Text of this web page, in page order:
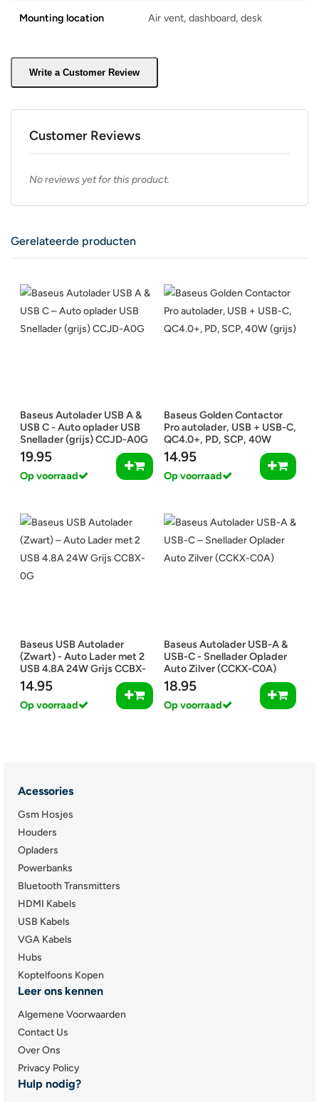
Mounting location Air vent, dashboard, desk
Write a Customer Review
Customer Reviews
No reviews yet for this product.
Gerelateerde producten
Baseus Autolader USB A &
USB C - Auto oplader USB
Snellader (grijs) CCJD-A0G
19.95
Op voorraad
Baseus Golden Contactor
Pro autolader, USB + USB-C,
QC4.0+, PD, SCP, 40W
(grijs)
14.95
Op voorraad
Baseus USB Autolader
(Zwart) - Auto Lader met 2
USB 4.8A 24W Grijs CCBX-
0G
14.95
Op voorraad
Baseus Autolader USB-A &
USB-C - Snellader Oplader
Auto Zilver (CCKX-C0A)
18.95
Op voorraad
Acessories
Gsm Hosjes
Houders
Opladers
Powerbanks
Bluetooth Transmitters
HDMI Kabels
USB Kabels
VGA Kabels
Hubs
Koptelfoons Kopen
Leer ons kennen
Algemene Voorwaarden
Contact Us
Over Ons
Privacy Policy
Hulp nodig?